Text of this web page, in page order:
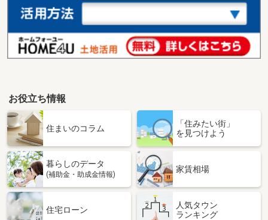
お役立ち情報
住まいのコラム
「住みたい街」
を見つけよう
暮らしのデータ
(補助金・助成金情報)
家賃相場
住宅ローン
人気タウン
ランキング